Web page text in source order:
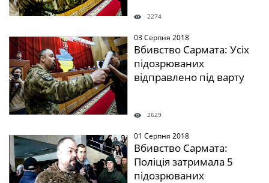
2274
" /> 03 Серпня 2018
Вбивство Сармата: Усіх
підозрюваних
відправлено під варту
2629
" /> 01 Серпня 2018
Вбивство Сармата:
Поліція затримала 5
підозрюваних